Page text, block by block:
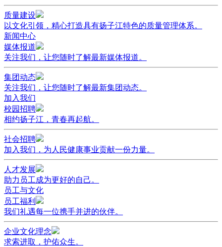
质量建设
以文化引领，精心打造具有扬子江特色的质量管理体系。
新闻中心
媒体报道
关注我们，让您随时了解最新媒体报道。
集团动态
关注我们，让您随时了解最新集团动态。
加入我们
校园招聘
相约扬子江，青春再起航。
社会招聘
加入我们，为人民健康事业贡献一份力量。
人才发展
助力员工成为更好的自己。
员工与文化
员工福利
我们礼遇每一位携手并进的伙伴。
企业文化理念
求索进取，护佑众生。